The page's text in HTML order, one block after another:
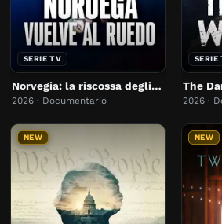
SERIE TV
Norvegia: la riscossa degli outsider
2026 · Documentario
SERIE
The
2026 ·
NEW NEW